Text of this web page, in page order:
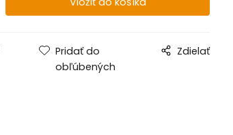
Pridať do
obľúbených
Zdielať